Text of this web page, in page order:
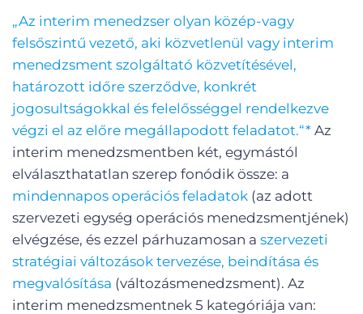
„Az interim menedzser olyan közép-vagy
felsőszintű vezető, aki közvetlenül vagy interim
menedzsment szolgáltató közvetítésével,
határozott időre szerződve, konkrét
jogosultságokkal és felelősséggel rendelkezve
végzi el az előre megállapodott feladatot.“* Az
interim menedzsmentben két, egymástól
elválaszthatatlan szerep fonódik össze: a
mindennapos operációs feladatok (az adott
szervezeti egység operációs menedzsmentjének)
elvégzése, és ezzel párhuzamosan a szervezeti
stratégiai változások tervezése, beindítása és
megvalósítása (változásmenedzsment). Az
interim menedzsmentnek 5 kategóriája van: